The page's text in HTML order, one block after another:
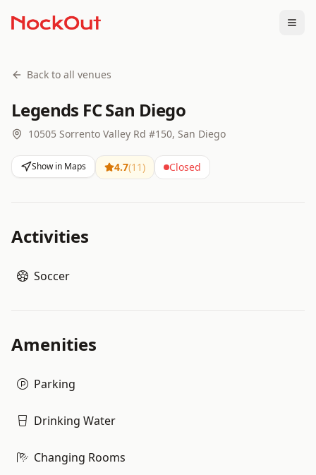
Back to all venues
Legends FC San Diego
10505 Sorrento Valley Rd #150, San Diego
Show in Maps 4.7(11) Closed
Activities
Soccer
Amenities
Parking
Drinking Water
Changing Rooms